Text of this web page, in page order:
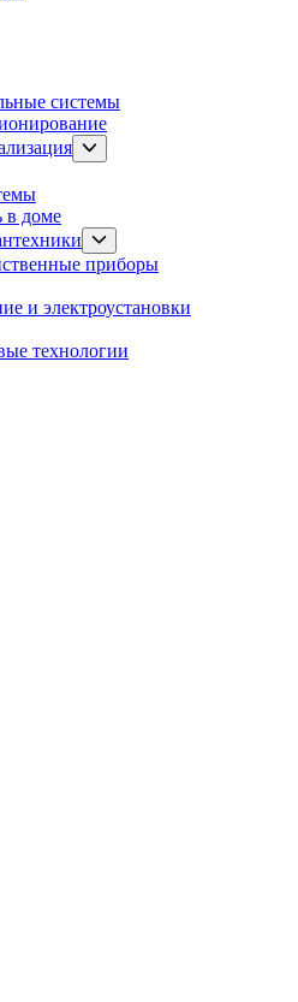
системы
Show
sub
в доме
sub
menu
приборы
и электроустановки
технологии